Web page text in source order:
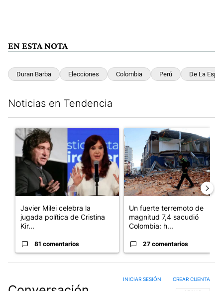
EN ESTA NOTA
Duran Barba Elecciones Colombia Perú De La
Noticias en Tendencia
Un artículo de tendencia con el título "Javier Milei celebra la
Javier Milei celebra la
jugada política de Cristina
Kir...
81 comentarios
Un artículo de tendencia
Un fuerte terremoto de
magnitud 7,4 sacudió
Colombia: h...
27 comentarios
INICIAR SESIÓN CREAR CUENTA